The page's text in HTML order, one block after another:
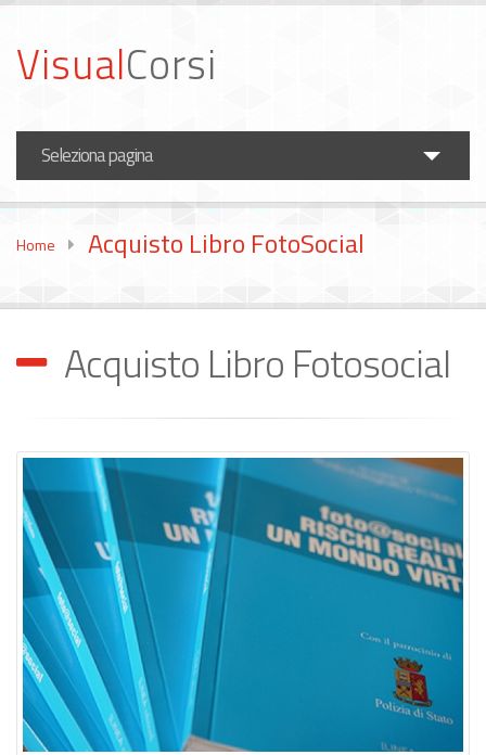
VisualCorsi
Seleziona pagina
Corsi Fotografia
Corsi Video
Formazione Aziende
News
Home Acquisto Libro FotoSocial
Acquisto Libro Fotosocial